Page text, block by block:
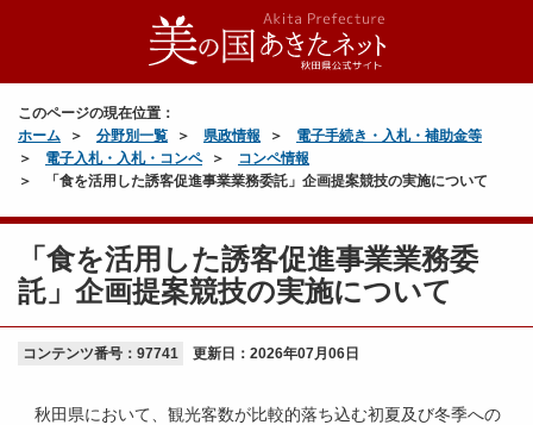
このページの現在位置：
ホーム
分野別一覧 県政情報
電子手続き・入札・補助金等
電子入札・入札・コンペ
コンペ情報
「食を活用した誘客促進事業業務委託」企画提案競技の実施について
「食を活用した誘客促進事業業務委
託」企画提案競技の実施について
コンテンツ番号：97741 更新日： 2026年07月06日
秋田県において、観光客数が比較的落ち込む初夏及び冬季への